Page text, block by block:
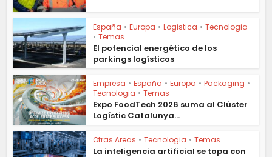
España • Europa • Logistica • Tecnologia
• Temas
El potencial energético de los
parkings logísticos
Empresa • España • Europa • Packaging •
Tecnologia • Temas
Expo FoodTech 2026 suma al Clúster
Logístic Catalunya...
Otras Areas • Tecnologia • Temas
La inteligencia artificial se topa con